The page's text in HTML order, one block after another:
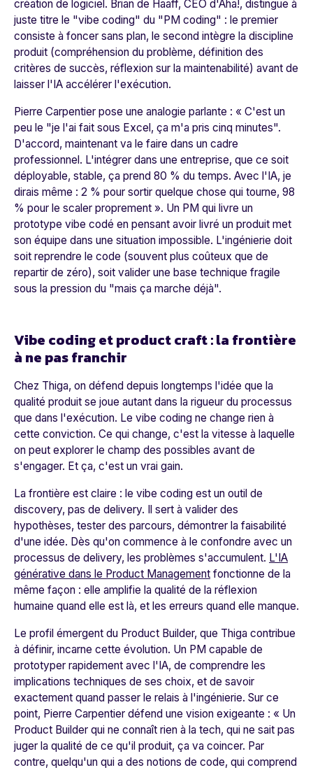
création de logiciel. Brian de Haaff, CEO d'Aha!, distingue à
juste titre le "vibe coding" du "PM coding" : le premier
consiste à foncer sans plan, le second intègre la discipline
produit (compréhension du problème, définition des
critères de succès, réflexion sur la maintenabilité) avant de
laisser l'IA accélérer l'exécution.
Pierre Carpentier pose une analogie parlante : « C'est un
peu le "je l'ai fait sous Excel, ça m'a pris cinq minutes".
D'accord, maintenant va le faire dans un cadre
professionnel. L'intégrer dans une entreprise, que ce soit
déployable, stable, ça prend 80 % du temps. Avec l'IA, je
dirais même : 2 % pour sortir quelque chose qui tourne, 98
% pour le scaler proprement ». Un PM qui livre un
prototype vibe codé en pensant avoir livré un produit met
son équipe dans une situation impossible. L'ingénierie doit
soit reprendre le code (souvent plus coûteux que de
repartir de zéro), soit valider une base technique fragile
sous la pression du "mais ça marche déjà".
Vibe coding et product craft : la frontière
à ne pas franchir
Chez Thiga, on défend depuis longtemps l'idée que la
qualité produit se joue autant dans la rigueur du processus
que dans l'exécution. Le vibe coding ne change rien à
cette conviction. Ce qui change, c'est la vitesse à laquelle
on peut explorer le champ des possibles avant de
s'engager. Et ça, c'est un vrai gain.
La frontière est claire : le vibe coding est un outil de
discovery, pas de delivery. Il sert à valider des
hypothèses, tester des parcours, démontrer la faisabilité
d'une idée. Dès qu'on commence à le confondre avec un
processus de delivery, les problèmes s'accumulent. L'IA
générative dans le Product Management fonctionne de la
même façon : elle amplifie la qualité de la réflexion
humaine quand elle est là, et les erreurs quand elle manque.
Le profil émergent du Product Builder, que Thiga contribue
à définir, incarne cette évolution. Un PM capable de
prototyper rapidement avec l'IA, de comprendre les
implications techniques de ses choix, et de savoir
exactement quand passer le relais à l'ingénierie. Sur ce
point, Pierre Carpentier défend une vision exigeante : « Un
Product Builder qui ne connaît rien à la tech, qui ne sait pas
juger la qualité de ce qu'il produit, ça va coincer. Par
contre, quelqu'un qui a des notions de code, qui comprend